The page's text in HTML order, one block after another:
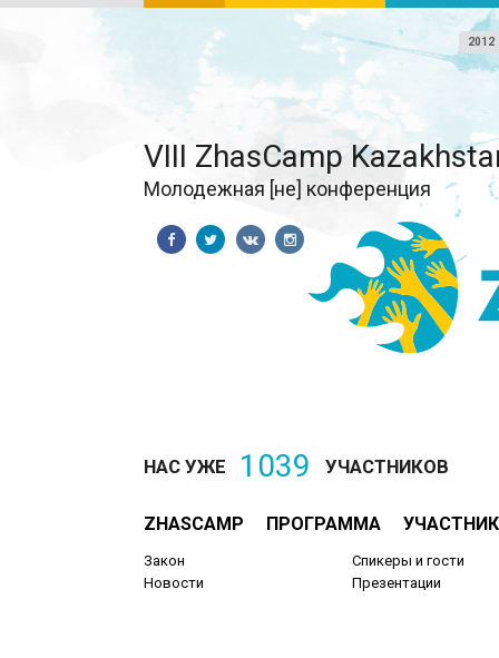
2012
VIII ZhasCamp
Молодежная [не] конференция
НАС УЖЕ 1039 УЧАСТНИКОВ
ZHASCAMP ПРОГРАММА
Закон
Новости
Спикеры и гости
Презентации